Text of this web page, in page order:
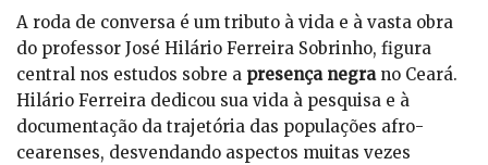
A roda de conversa é um tributo à vida e à vasta obra
do professor José Hilário Ferreira Sobrinho, figura
central nos estudos sobre a presença negrano Ceará.
Hilário Ferreira dedicou sua vida à pesquisa e à
documentação da trajetória das populações afro-
cearenses, desvendando aspectos muitas vezes